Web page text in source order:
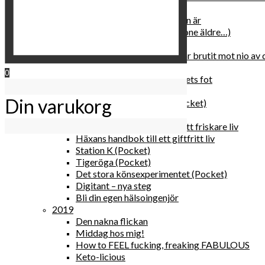
Hur du blir parisisk var du än är
Äldre och klokare (åtminstone äldre…)
Gud gav oss tio bud – jag har brutit mot nio av
Blomster & bakverk
Den lilla vingården vid bergets fot
Det lilla galleriet i solen (pocket)
Den nakna flickan (pocket)
Gröna, sköna tillbehör för ett friskare liv
Häxans handbok till ett giftfritt liv
Station K (Pocket)
Tigeröga (Pocket)
Det stora könsexperimentet (Pocket)
Digitant – nya steg
Bli din egen hälsoingenjör
2019
Den nakna flickan
Middag hos mig!
How to FEEL fucking, freaking FABULOUS
Keto-licious
0
Din varukorg